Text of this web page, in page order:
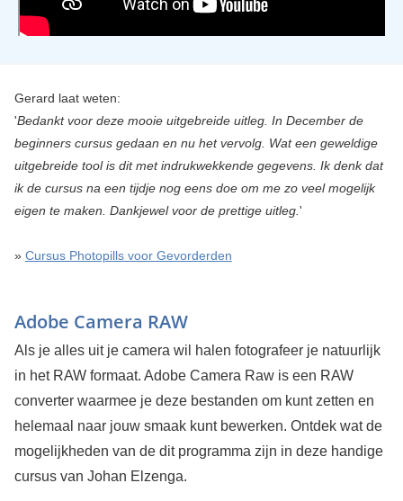
Gerard laat weten:
'Bedankt voor deze mooie uitgebreide uitleg. In December de
beginners cursus gedaan en nu het vervolg. Wat een geweldige
uitgebreide tool is dit met indrukwekkende gegevens. Ik denk dat
ik de cursus na een tijdje nog eens doe om me zo veel mogelijk
eigen te maken. Dankjewel voor de prettige uitleg. '
» Cursus Photopills voor Gevorderden
Adobe Camera RAW
Als je alles uit je camera wil halen fotografeer je natuurlijk
in het RAW formaat. Adobe Camera Raw is een RAW
converter waarmee je deze bestanden om kunt zetten en
helemaal naar jouw smaak kunt bewerken. Ontdek wat de
mogelijkheden van de dit programma zijn in deze handige
cursus van Johan Elzenga.